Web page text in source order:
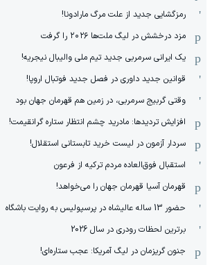
رمزگشایی جدید از علت مرگ مارادونا!
مزد درخشش در لیگ ملت‌ها ٢٠٢۶ را گرفت
یک ایرانی سرمربی جدید تیم ملی والیبال نیجریه!
قوانین جدید داوری در فصل جدید فوتبال اروپا!
وقتی گربیج سرمربی، در زمین هم قهرمان جهان بود
افزایش تردیدها: مادرید چشم انتظار ستاره گرانقیمت!
سردار آزمون در لیست خرید تابستانی استقلال!
استقبال فوق‌‌العاده مردم ترکیه از فرعون
قهرمان آسیا قهرمان جهان را می‌خواهد!
حضور 13 ساله عالیشاه در پرسپولیس به روایت باشگاه
برترین لحظات رودری در سال 2026
جنون گریزمان در لیگ آمریکا: عجب ستاره‌ای!